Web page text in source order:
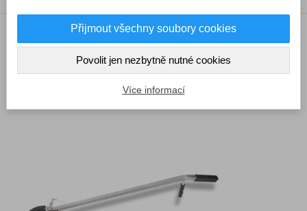
Odchytová technika Odchytové kleště FZ3
Přijmout všechny soubory cookies
Povolit jen nezbytně nutné cookies
Více informací